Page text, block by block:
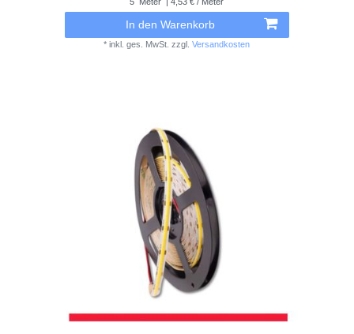
In den Warenkorb
*inkl. ges. MwSt. zzgl.Versandkosten